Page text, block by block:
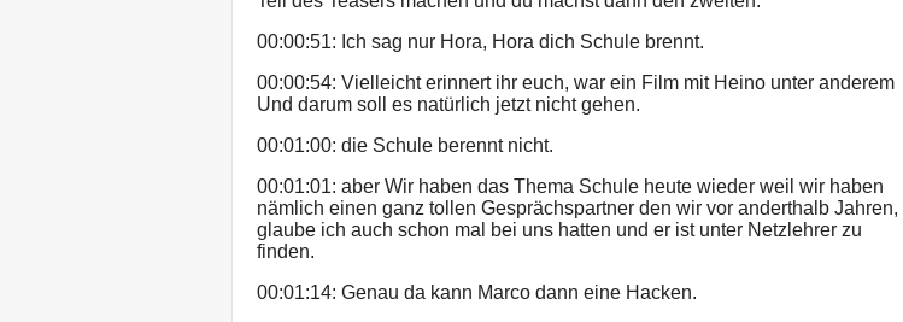
00:00:51: Ich sag nur Hora, Hora dich Schule brennt.
00:00:54: Vielleicht erinnert ihr euch, war ein Film mit Heino unter anderem
Und darum soll es natürlich jetzt nicht gehen.
00:01:00: die Schule berennt nicht.
00:01:01: aber Wir haben das Thema Schule heute wieder weil wir haben
nämlich einen ganz tollen Gesprächspartner den wir vor anderthalb Jahren,
glaube ich auch schon mal bei uns hatten und er ist unter Netzlehrer zu
finden.
00:01:14: Genau da kann Marco dann eine Hacken.